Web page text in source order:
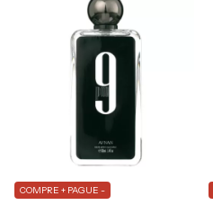
COMPRE + PAGUE -